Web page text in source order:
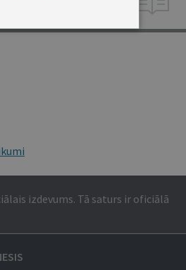
izdevums. Tā saturs ir oficiālā